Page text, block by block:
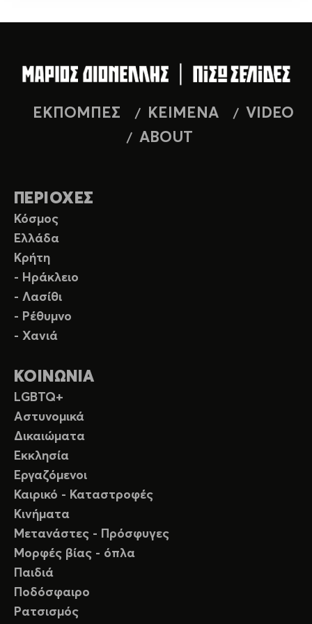
ΕΚΠΟΜΠΕΣ ΚΕΙΜΕΝΑ
VIDEO
ABOUT
ΠΕΡΙΟΧΕΣ
Κόσμος
Ελλάδα
Κρήτη
- Ηράκλειο
- Λασίθι
- Ρέθυμνο
- Χανιά
ΚΟΙΝΩΝΙΑ
LGBTQ+
Αστυνομικά
Δικαιώματα
Εκκλησία
Εργαζόμενοι
Καιρικό - Καταστροφές
Κινήματα
Μετανάστες - Πρόσφυγες
Μορφές βίας - όπλα
Παιδιά
Ποδόσφαιρο
Ρατσισμός